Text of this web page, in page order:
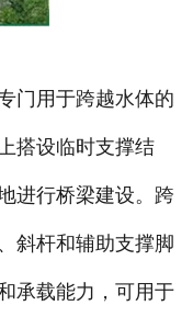
用于跨越水体的
搭设临时支撑结
进行桥梁建设。跨
斜杆和辅助支撑脚
承载能力，可用于